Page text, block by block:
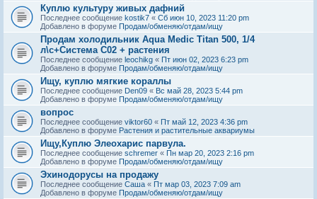
Куплю культуру живых дафний
Последнее сообщение kostik7 « Сб июн 10, 2023 11:20 pm
Добавлено в форуме Продам/обменяю/отдам/ищу
Продам холодильник Aqua Medic Titan 500, 1/4
л\с+Система С02 + растения
Последнее сообщение leochikg « Пт июн 02, 2023 6:23 pm
Добавлено в форуме Продам/обменяю/отдам/ищу
Ищу, куплю мягкие кораллы
Последнее сообщение Den09 « Вс май 28, 2023 5:44 pm
Добавлено в форуме Продам/обменяю/отдам/ищу
вопрос
Последнее сообщение viktor60 « Пт май 12, 2023 4:36 pm
Добавлено в форуме Растения и растительные аквариумы
Ищу,Куплю Элеохарис парвула.
Последнее сообщение schremer « Пн мар 20, 2023 2:16 pm
Добавлено в форуме Продам/обменяю/отдам/ищу
Эхинодорусы на продажу
Последнее сообщение Саша « Пт мар 03, 2023 7:09 am
Добавлено в форуме Продам/обменяю/отдам/ищу